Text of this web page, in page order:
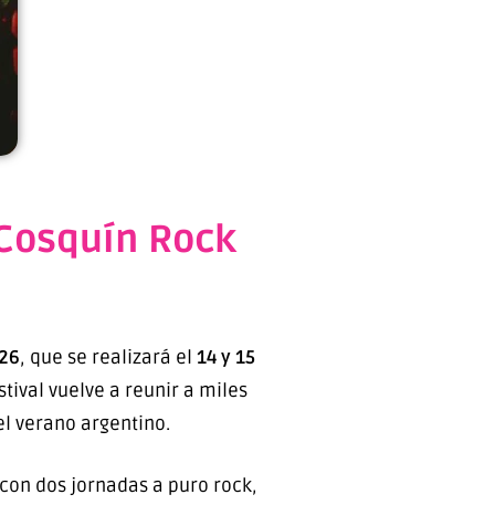
Rock
, que se realizará el 14 y 15
vuelve a reunir a miles
verano argentino.
dos jornadas a puro rock,